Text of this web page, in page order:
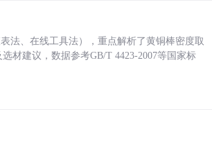
法、在线工具法），重点解析了黄铜棒密度取
材建议，数据参考GB/T 4423-2007等国家标